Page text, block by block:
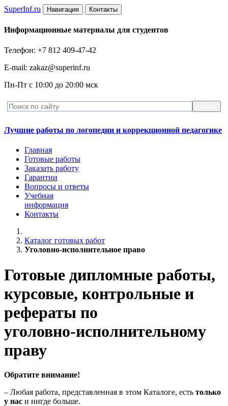
SuperInf.ru Навигация Контакты
Информационные материалы для студентов
Телефон: +7 812 409-47-42
E-mail: zakaz@superinf.ru
Пн-Пт с 10:00 до 20:00 мск
Лучшие работы по логопедии и коррекционной педагогике
Главная
Готовые работы
Заказать работу
Гарантии
Вопросы и ответы
Учебная
информация
Контакты
Каталог готовых работ
Уголовно-исполнительное право
Готовые дипломные работы,
курсовые, контрольные и
рефераты по
уголовно-исполнительному
праву
Обратите внимание!
– Любая работа, представленная в этом Каталоге, есть только
у нас и нигде больше.